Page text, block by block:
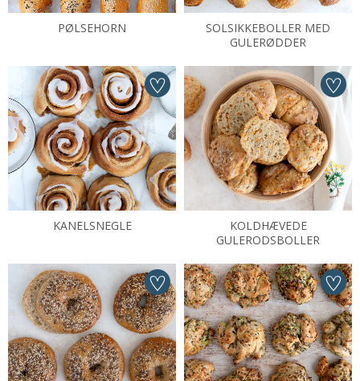
PØLSEHORN
SOLSIKKEBOLLER MED
GULERØDDER
KANELSNEGLE
KOLDHÆVEDE
GULERODSBOLLER